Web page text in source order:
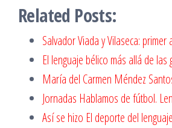
Related Posts:
Salvador Viada y Vilaseca:
El lenguaje bélico más allá de
María del Carmen Méndez
Jornadas Hablamos de fútbol.
Así se hizo El deporte del lenguaje